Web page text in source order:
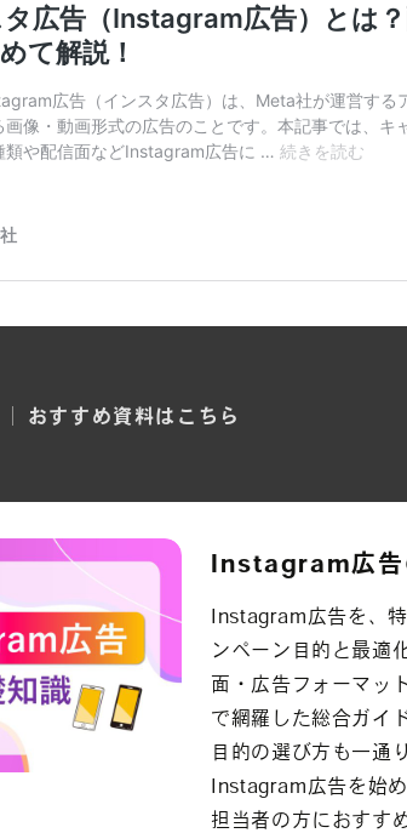
おすすめ資料は こちら
Instagram広告
Instagram広告を、
ンペーン目的と最適
面・広告フォーマッ
で網羅した総合ガイ
目的の選び方も一通
Instagram広告を始
担当者の方におすす